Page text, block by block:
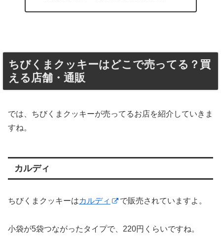
ちびくまクッキーはどこで売ってる？買
える店舗・通販
では、ちびくまクッキーが売ってるお店を紹介していきま
すね。
カルディ
ちびくまクッキーはカルディ で販売されていますよ。
小袋が5袋つながったタイプで、220円くらいですね。